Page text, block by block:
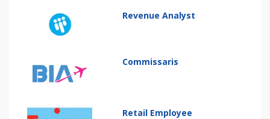
Revenue Analyst
Commissaris
Retail Employee